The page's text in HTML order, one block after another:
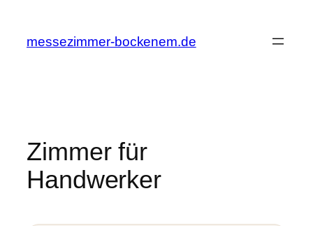
springen
messezimmer-bockenem.de
Zimmer für
Handwerker